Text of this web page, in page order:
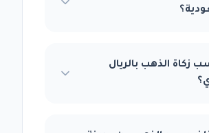
زكاة الذهب بالريال